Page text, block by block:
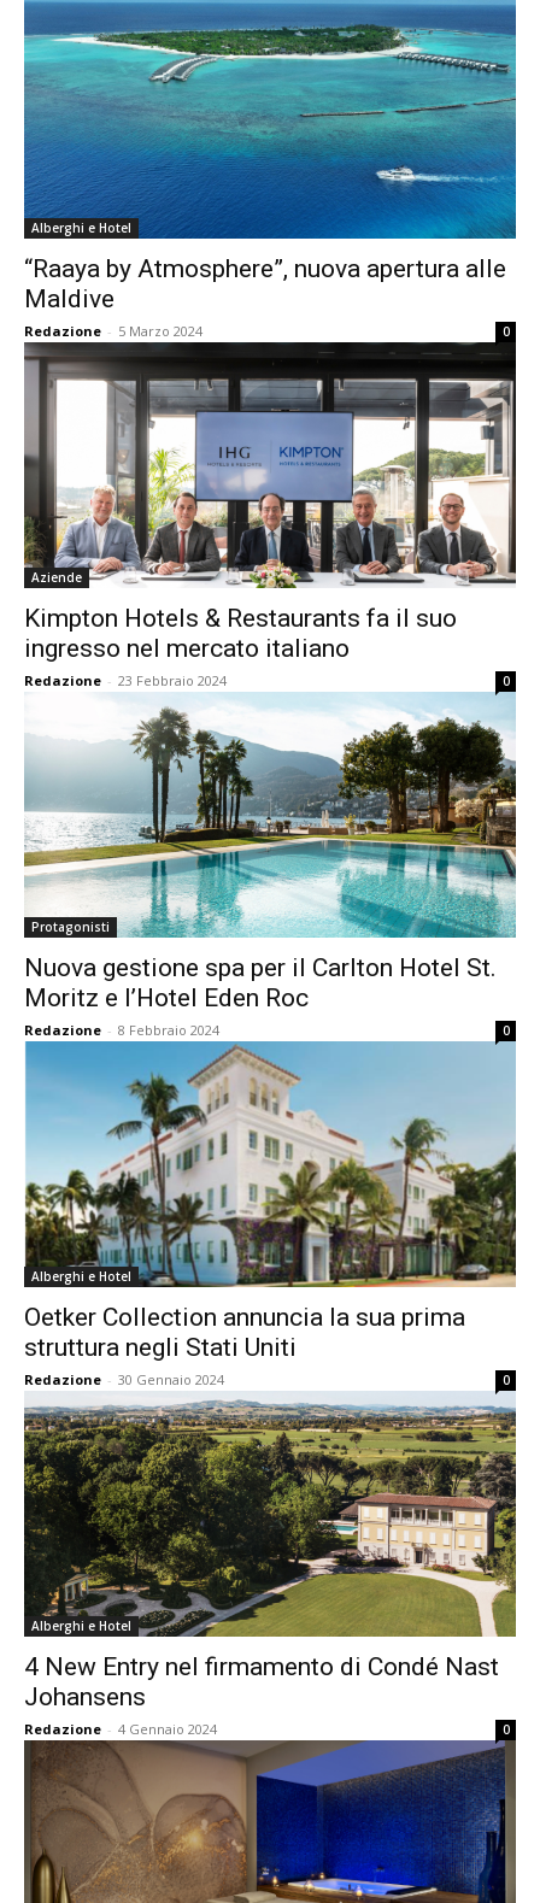
Alberghi e Hotel
“Raaya by Atmosphere”, nuova apertura alle
Maldive
Redazione - 5 Marzo 2024 0
Aziende
Kimpton Hotels & Restaurants fa il suo
ingresso nel mercato italiano
Redazione - 23 Febbraio 2024 0
Protagonisti
Nuova gestione spa per il Carlton Hotel St.
Moritz e l’Hotel Eden Roc
Redazione - 8 Febbraio 2024 0
Alberghi e Hotel
Oetker Collection annuncia la sua prima
struttura negli Stati Uniti
Redazione - 30 Gennaio 2024 0
Alberghi e Hotel
4 New Entry nel firmamento di Condé Nast
Johansens
Redazione - 4 Gennaio 2024 0